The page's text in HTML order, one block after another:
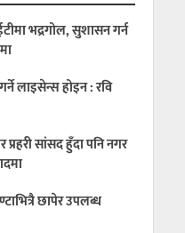
भद्रगोल, सुशासन गर्न
लाइसेन्स होइन : रवि
सांसद हुँदा पनि नगर
छापेर उपलब्ध